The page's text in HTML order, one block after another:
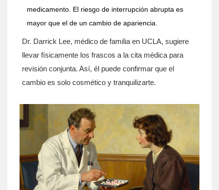
medicamento. El riesgo de interrupción abrupta es
mayor que el de un cambio de apariencia.
Dr. Darrick Lee, médico de familia en UCLA, sugiere
llevar físicamente los frascos a la cita médica para
revisión conjunta. Así, él puede confirmar que el
cambio es solo cosmético y tranquilizarte.